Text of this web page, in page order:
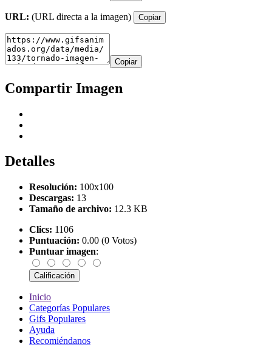
URL: (URL directa a la imagen) Copiar
Copiar
Compartir Imagen
Detalles
Resolución: 100x100
Descargas: 13
Tamaño de archivo: 12.3 KB
Clics: 1106
Puntuación: 0.00 (0 Votos)
Puntuar imagen:
Inicio
Categorías Populares
Gifs Populares
Ayuda
Recomiéndanos